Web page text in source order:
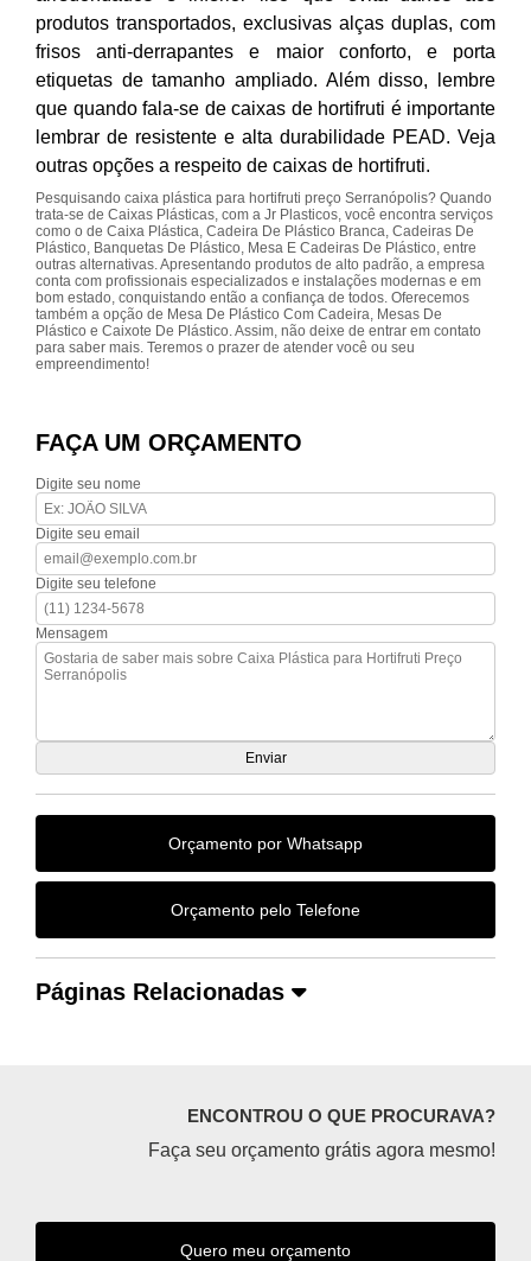
produtos transportados, exclusivas alças duplas, com
frisos anti-derrapantes e maior conforto, e porta
etiquetas de tamanho ampliado. Além disso, lembre
que quando fala-se de caixas de hortifruti é importante
lembrar de resistente e alta durabilidade PEAD. Veja
outras opções a respeito de caixas de hortifruti.
Pesquisando caixa plástica para hortifruti preço Serranópolis? Quando
trata-se de Caixas Plásticas, com a Jr Plasticos, você encontra serviços
como o de Caixa Plástica, Cadeira De Plástico Branca, Cadeiras De
Plástico, Banquetas De Plástico, Mesa E Cadeiras De Plástico, entre
outras alternativas. Apresentando produtos de alto padrão, a empresa
conta com profissionais especializados e instalações modernas e em
bom estado, conquistando então a confiança de todos. Oferecemos
também a opção de Mesa De Plástico Com Cadeira, Mesas De
Plástico e Caixote De Plástico. Assim, não deixe de entrar em contato
para saber mais. Teremos o prazer de atender você ou seu
empreendimento!
FAÇA UM ORÇAMENTO
Digite seu nome
Digite seu email
Digite seu telefone
Mensagem
Orçamento por Whatsapp
Orçamento pelo Telefone
Páginas Relacionadas
ENCONTROU O QUE PROCURAVA?
Faça seu orçamento grátis agora mesmo!
Quero meu orçamento